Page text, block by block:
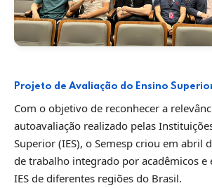
Projeto de Avaliação do Ensino
Com o objetivo de reconhecer a
autoavaliação realizado pelas
Superior (IES), o Semesp criou em abril
de trabalho integrado por acadêmicos e
IES de diferentes regiões do Brasil.